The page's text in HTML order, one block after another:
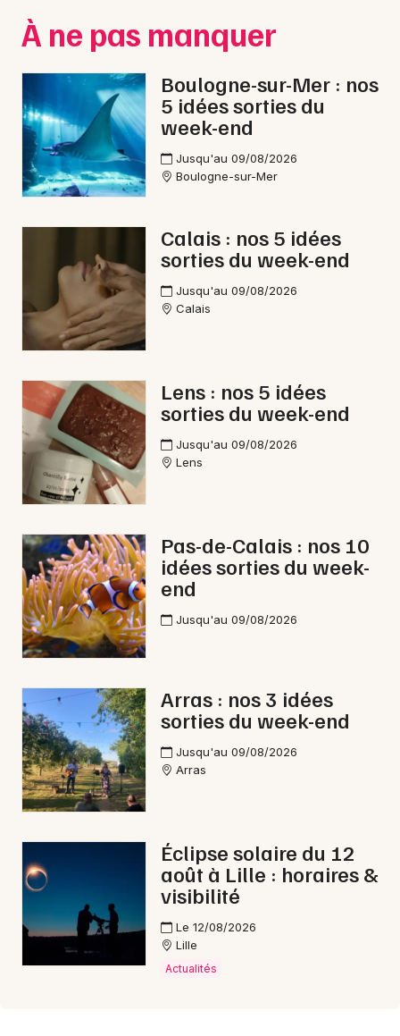
À ne pas manquer
Boulogne-sur-Mer : nos
5 idées sorties du
week-end
Jusqu'au 09/08/2026
Boulogne-sur-Mer
Calais : nos 5 idées
sorties du week-end
Jusqu'au 09/08/2026
Calais
Lens : nos 5 idées
sorties du week-end
Jusqu'au 09/08/2026
Lens
Pas-de-Calais : nos 10
idées sorties du week-
end
Jusqu'au 09/08/2026
Arras : nos 3 idées
sorties du week-end
Jusqu'au 09/08/2026
Arras
Éclipse solaire du 12
août à Lille : horaires &
visibilité
Le 12/08/2026
Lille
Actualités